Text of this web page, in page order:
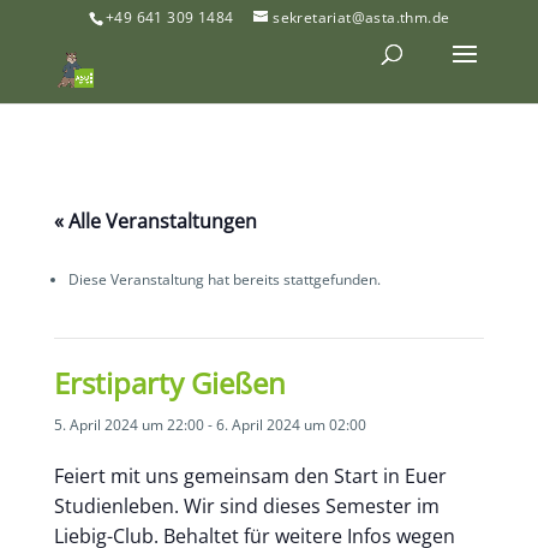
+49 641 309 1484 sekretariat@asta.thm.de
« Alle Veranstaltungen
Diese Veranstaltung hat bereits stattgefunden.
Erstiparty Gießen
5. April 2024 um 22:00-6. April 2024 um 02:00
Feiert mit uns gemeinsam den Start in Euer
Studienleben. Wir sind dieses Semester im
Liebig-Club. Behaltet für weitere Infos wegen